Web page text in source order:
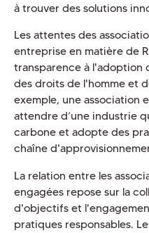
à trouver des solutions
Les attentes des
entreprise en matière de
transparence à l'adoption
des droits de l'homme et
exemple, une association
attendre d’une industrie
carbone et adopte des
chaîne
La relation entre les
engagées repose sur la
d'objectifs et
pratiques responsables.